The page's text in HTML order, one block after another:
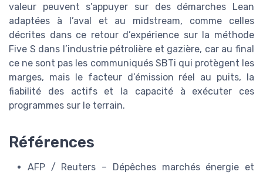
valeur peuvent s’appuyer sur des démarches Lean
adaptées à l’aval et au midstream, comme celles
décrites dans ce retour d’expérience sur la méthode
Five S dans l’industrie pétrolière et gazière, car au final
ce ne sont pas les communiqués SBTi qui protègent les
marges, mais le facteur d’émission réel au puits, la
fiabilité des actifs et la capacité à exécuter ces
programmes sur le terrain.
Références
AFP / Reuters – Dépêches marchés énergie et